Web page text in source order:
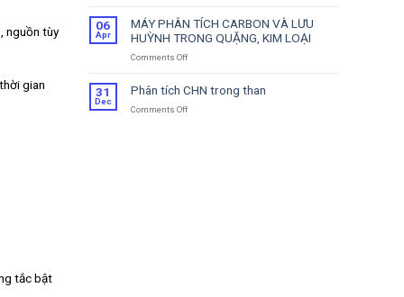
nguồn tùy
gian
tắc bật
tích
tố
Nito
Carbon
06
Apr
MÁY PHÂN TÍCH CARBON VÀ LƯU
HUỲNH TRONG QUẶNG, KIM LOẠI
Comments Offon
PHÂN
CARBON
31
Dec
Phân tích CHN trong than
Comments Offon